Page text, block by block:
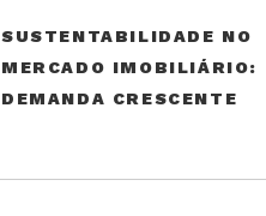
SUSTENTABILIDADE NO
MERCADO IMOBILIÁRIO:
DEMANDA CRESCENTE